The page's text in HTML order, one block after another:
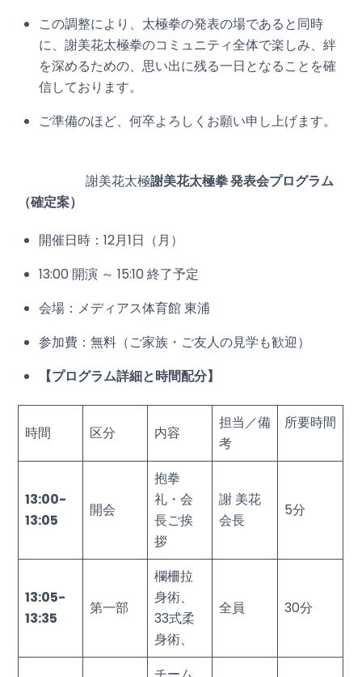
この調整により、太極拳の発表の場であると同時
に、謝美花太極拳のコミュニティ全体で楽しみ、絆
を深めるための、思い出に残る一日となることを確
信しております。
ご準備のほど、何卒よろしくお願い申し上げます。
謝美花太極謝美花太極拳 発表会プログラム
（確定案）
開催日時：12月1日（月）
13:00 開演 ～ 15:10 終了予定
会場：メディアス体育館 東浦
参加費：無料（ご家族・ご友人の見学も歓迎）
【プログラム詳細と時間配分】
時間 区分 内容
担当／備
考
所要時間
13:00-
13:05
開会
抱拳
礼・会
長ご挨
拶
謝 美花
会長
5分
13:05-
13:35
第一部
欄柵拉
身術、
33式柔
身術、
全員 30分